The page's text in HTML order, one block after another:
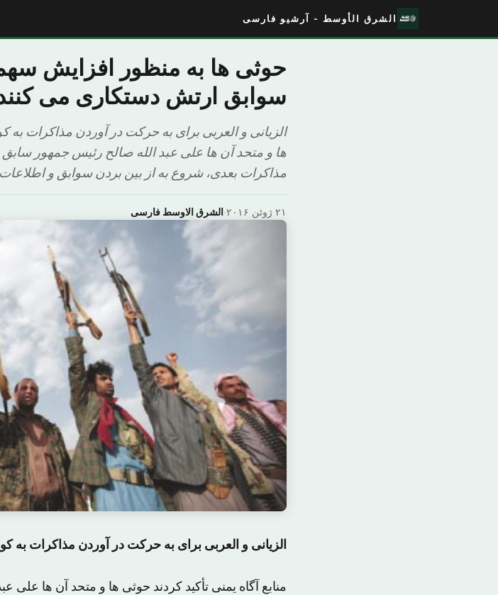
الشرق الأوسط - آرشیو فارسی
حوثی ها به منظور افزایش
سوابق ارتش دستکاری می
الزیانی و العربی برای به حرکت در آوردن مذاکرات به
ها و متحد آن ها علی عبد الله صالح رئیس جمهور
مذاکرات بعدی، شروع به از بین بردن سوابق و
الشرق الاوسط فارسی· ۲۱ ژوئن ۲۰۱۶
الزیانی و العربی برای به حرکت در آوردن مذاکرات به
منابع آگاه یمنی تأکید کردند حوثی ها و متحد آن ها